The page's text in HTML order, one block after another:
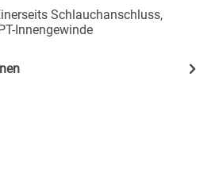
Schlauchanschluss,
Innengewinde